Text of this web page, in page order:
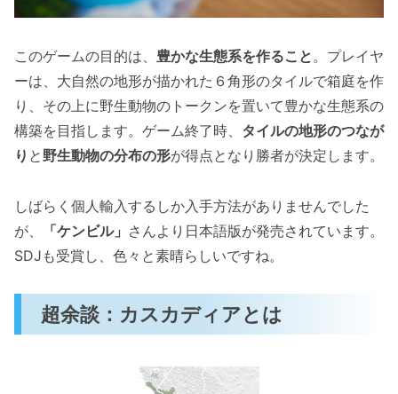
このゲームの目的は、 豊かな生態系を作ること。プレイヤ
ーは、大自然の地形が描かれた６角形のタイルで箱庭を作
り、その上に野生動物のトークンを置いて豊かな生態系の
構築を目指します。ゲーム終了時、 タイルの地形のつなが
り と野生動物の分布の形が得点となり勝者が決定します。
しばらく個人輸入するしか入手方法がありませんでした
が、
「ケンビル」 さんより日本語版が発売されています。
SDJも受賞し、色々と素晴らしいですね。
超余談：カスカディアとは